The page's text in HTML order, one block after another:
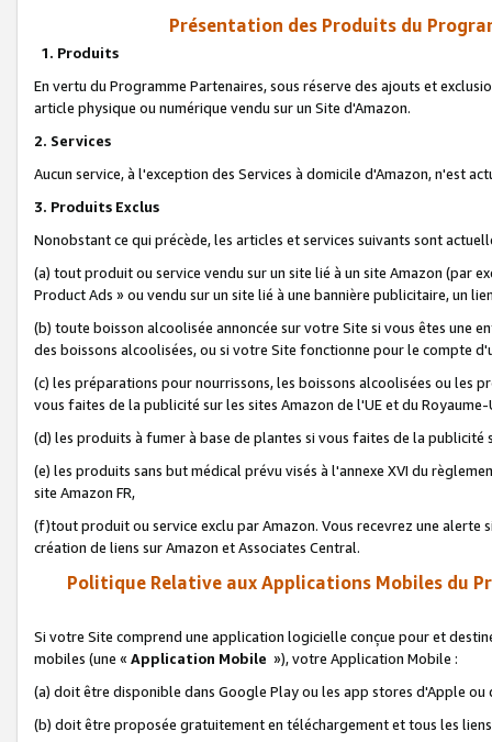
Présentation des Produits du
1. Produits
En vertu du Programme Partenaires, sous réserve des ajouts et
article physique ou numérique vendu sur un Site d'Amazon.
2. Services
Aucun service, à l'exception des Services à domicile d'Amazon, n'est
3. Produits Exclus
Nonobstant ce qui précède, les articles et services suivants sont
(a) tout produit ou service vendu sur un site lié à un site Amazon (par
Product Ads » ou vendu sur un site lié à une bannière publicitaire, un
(b) toute boisson alcoolisée annoncée sur votre Site si vous êtes une
des boissons alcoolisées, ou si votre Site fonctionne pour le compte
(c) les préparations pour nourrissons, les boissons alcoolisées ou les
vous faites de la publicité sur les sites Amazon de l'UE et du Royaume-
(d) les produits à fumer à base de plantes si vous faites de la publicité
(e) les produits sans but médical prévu visés à l'annexe XVI du
site Amazon FR,
(f)tout produit ou service exclu par Amazon. Vous recevrez une alerte
création de liens sur Amazon et Associates Central.
Politique Relative aux Applications Mobiles du
Si votre Site comprend une application logicielle conçue pour et
mobiles (une « Application Mobile »), votre Application Mobile :
(a) doit être disponible dans Google Play ou les app stores d'Apple ou
(b) doit être proposée gratuitement en téléchargement et tous les